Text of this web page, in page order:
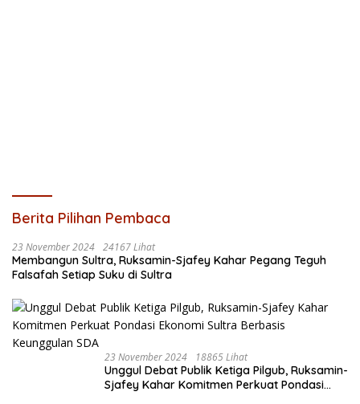
Berita Pilihan Pembaca
23 November 2024 24167 Lihat
Membangun Sultra, Ruksamin-Sjafey Kahar Pegang Teguh
Falsafah Setiap Suku di Sultra
23 November 2024 18865 Lihat
Unggul Debat Publik Ketiga Pilgub, Ruksamin-
Sjafey Kahar Komitmen Perkuat Pondasi